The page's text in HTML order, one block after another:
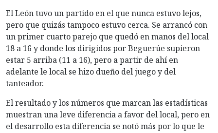
El León tuvo un partido en el que nunca estuvo lejos,
pero que quizás tampoco estuvo cerca. Se arrancó con
un primer cuarto parejo que quedó en manos del local
18 a 16 y donde los dirigidos por Beguerúe supieron
estar 5 arriba (11 a 16), pero a partir de ahí en
adelante le local se hizo dueño del juego y del
tanteador.
El resultado y los números que marcan las estadísticas
muestran una leve diferencia a favor del local, pero en
el desarrollo esta diferencia se notó más por lo que le